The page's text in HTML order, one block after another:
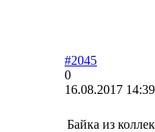
#2045
0
16.08.2017
Байка из